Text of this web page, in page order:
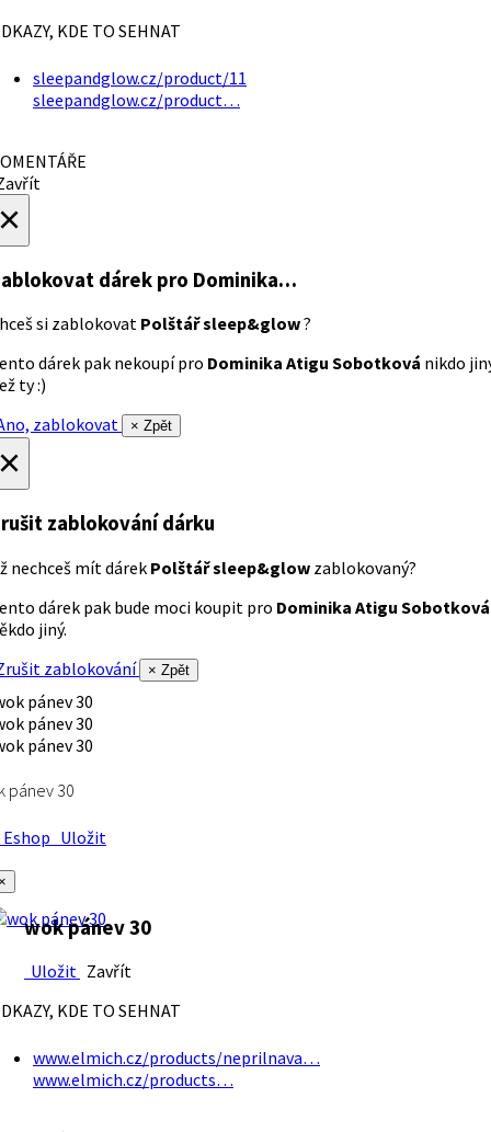
KDE TO SEHNAT
sleepandglow.cz/product/11
sleepandglow.cz/product…
dárek pro Dominika…
si zablokovat Polštář sleep&glow?
dárek pak nekoupí pro Dominika Atigu Sobotková nikdo
ty :)
zablokovat
× Zpět
zablokování dárku
nechceš mít dárek Polštář sleep&glow zablokovaný?
dárek pak bude moci koupit pro Dominika Atigu Sobotková
jiný.
zablokování
× Zpět
pánev 30
Uložit
wok pánev 30
Uložit Zavřít
KDE TO SEHNAT
www.elmich.cz/products/neprilnava…
www.elmich.cz/products…